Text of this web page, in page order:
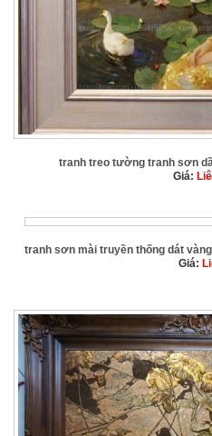
tranh treo tường tranh sơn
Giá:
tranh sơn mài truyền thống dát
Giá: